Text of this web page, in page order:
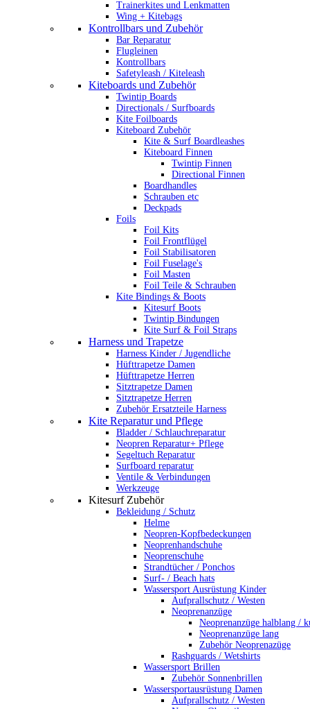
Trainerkites und Lenkmatten
Wing + Kitebags
Kontrollbars und Zubehör
Bar Reparatur
Flugleinen
Kontrollbars
Safetyleash / Kiteleash
Kiteboards und Zubehör
Twintip Boards
Directionals / Surfboards
Kite Foilboards
Kiteboard Zubehör
Kite & Surf Boardleashes
Kiteboard Finnen
Twintip Finnen
Directional Finnen
Boardhandles
Schrauben etc
Deckpads
Foils
Foil Kits
Foil Frontflügel
Foil Stabilisatoren
Foil Fuselage's
Foil Masten
Foil Teile & Schrauben
Kite Bindings & Boots
Kitesurf Boots
Twintip Bindungen
Kite Surf & Foil Straps
Harness und Trapetze
Harness Kinder / Jugendliche
Hüfttrapetze Damen
Hüfttrapetze Herren
Sitztrapetze Damen
Sitztrapetze Herren
Zubehör Ersatzteile Harness
Kite Reparatur und Pflege
Bladder / Schlauchreparatur
Neopren Reparatur+ Pflege
Segeltuch Reparatur
Surfboard reparatur
Ventile & Verbindungen
Werkzeuge
Kitesurf Zubehör
Bekleidung / Schutz
Helme
Neopren-Kopfbedeckungen
Neoprenhandschuhe
Neoprenschuhe
Strandtücher / Ponchos
Surf- / Beach hats
Wassersport Ausrüstung Kinder
Aufprallschutz / Westen
Neoprenanzüge
Neoprenanzüge halblang /
Neoprenanzüge lang
Zubehör Neoprenazüge
Rashguards / Wetshirts
Wassersport Brillen
Zubehör Sonnenbrillen
Wassersportausrüstung Damen
Aufprallschutz / Westen